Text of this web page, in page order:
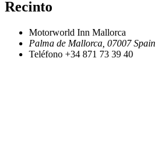
Recinto
Motorworld Inn Mallorca
Palma de Mallorca 07007 Spain
Teléfono +34 871 73 39 40